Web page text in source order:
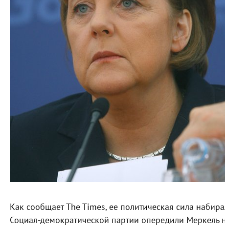
Как сообщает The Times, ее политическая сила
Социал-демократической партии опередили